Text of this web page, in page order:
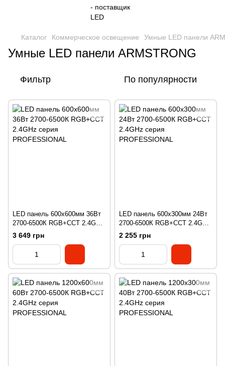
Каталог Коммерческое освещение Умные LED панели
Умные LED панели ARMSTRONG
Фильтр По популярности
LED панель 600х600мм 36Вт
2700-6500К RGB+CCT 2.4GHz
серия PROFESSIONAL
3 649 грн
LED панель 600х300мм 24Вт
2700-6500К RGB+CCT 2.4GHz
серия PROFESSIONAL
2 255 грн